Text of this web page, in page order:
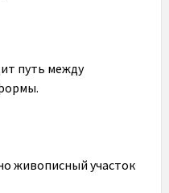
путь между
живописный участок